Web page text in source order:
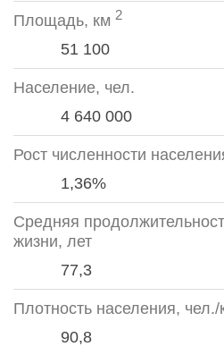
Площадь, км 2
51 100
Население, чел.
4 640 000
Рост численности
1,36%
Средняя
жизни, лет
77,3
Плотность населения, чел./
90,8